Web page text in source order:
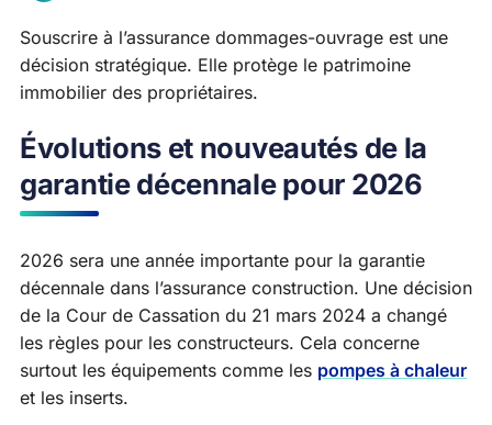
Souscrire à l’assurance dommages-ouvrage est une
décision stratégique. Elle protège le patrimoine
immobilier des propriétaires.
Évolutions et nouveautés de la
garantie décennale pour 2026
2026 sera une année importante pour la garantie
décennale dans l’assurance construction. Une décision
de la Cour de Cassation du 21 mars 2024 a changé
les règles pour les constructeurs. Cela concerne
surtout les équipements comme les pompes à chaleur
et les inserts.